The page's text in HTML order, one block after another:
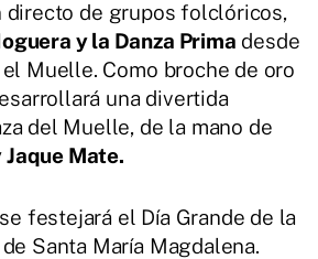
directo de grupos folclóricos,
y la Danza Prima desde
Muelle. Como broche de oro
una divertida
del Muelle, de la mano de
Mate.
festejará el Día Grande de la
Santa María Magdalena.